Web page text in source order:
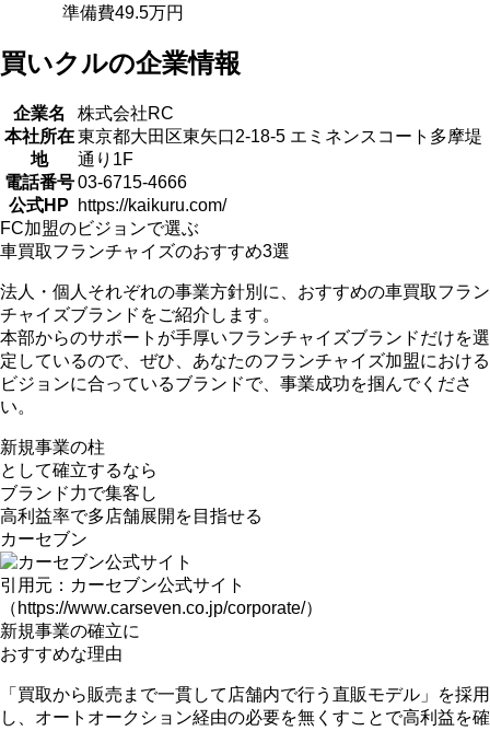
準備費49.5万円
買いクルの企業情報
企業名
株式会社RC
本社所在
地
東京都大田区東矢口2-18-5 エミネンスコート多摩堤
通り1F
電話番号 03-6715-4666
公式HP
https://kaikuru.com/
FC加盟のビジョンで選ぶ
車買取フランチャイズのおすすめ3選
法人・個人それぞれの事業方針別に、おすすめの車買取フラン
チャイズブランドをご紹介します。
本部からのサポートが手厚いフランチャイズブランドだけを選
定 しているので、ぜひ、あなたのフランチャイズ加盟における
ビジョンに合っているブランドで、事業成功を掴んでくださ
い。
新規事業の柱
として確立するなら
ブランド力で集客し
高利益率で多店舗展開 を目指せる
カーセブン
引用元：カーセブン公式サイト
（https://www.carseven.co.jp/corporate/）
新規事業の確立に
おすすめな理由
「買取から販売まで一貫して店舗内で行う直販モデル」を採用
し、オートオークション経由の必要を無くすことで高利益を確